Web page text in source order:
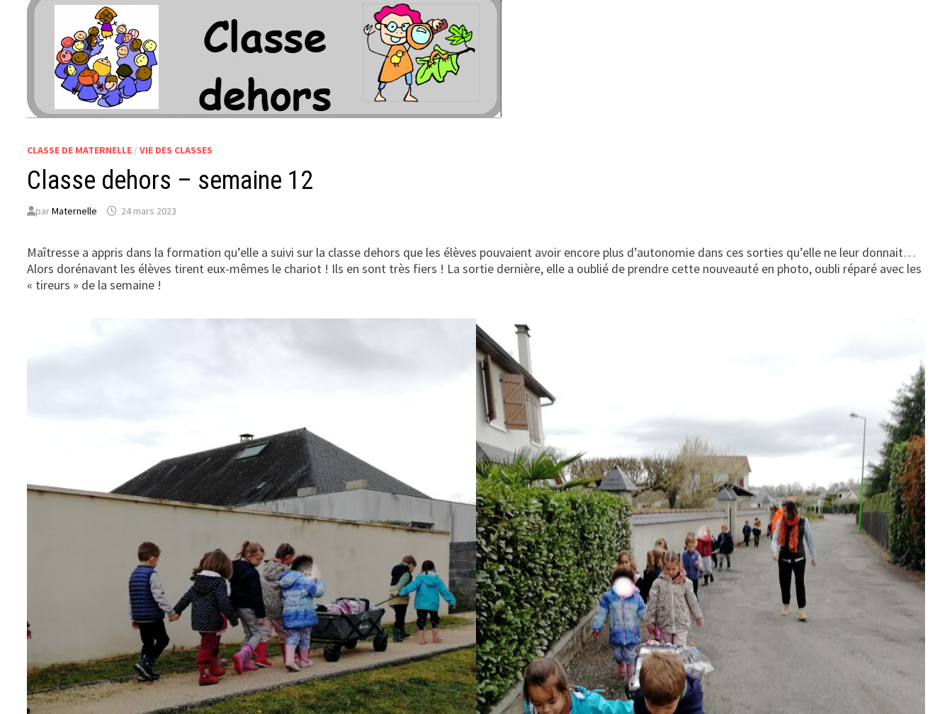
CLASSE DE MATERNELLE /VIE DES CLASSES
Classe dehors – semaine 12
parMaternelle 24 mars 2023
Maîtresse a appris dans la formation qu’elle a suivi sur la classe dehors que les élèves pouvaient avoir encore plus d’autonomie dans ces sorties qu’elle ne leur donnait…
Alors dorénavant les élèves tirent eux-mêmes le chariot ! Ils en sont très fiers ! La sortie dernière, elle a oublié de prendre cette nouveauté en photo, oubli réparé avec les
« tireurs » de la semaine !